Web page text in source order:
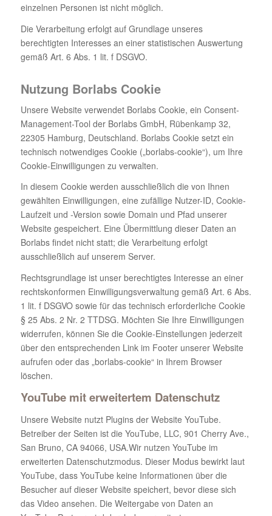
einzelnen Personen ist nicht möglich.
Die Verarbeitung erfolgt auf Grundlage unseres
berechtigten Interesses an einer statistischen Auswertung
gemäß Art. 6 Abs. 1 lit. f DSGVO.
Nutzung Borlabs Cookie
Unsere Website verwendet Borlabs Cookie, ein Consent-
Management-Tool der Borlabs GmbH, Rübenkamp 32,
22305 Hamburg, Deutschland. Borlabs Cookie setzt ein
technisch notwendiges Cookie („borlabs-cookie“), um Ihre
Cookie-Einwilligungen zu verwalten.
In diesem Cookie werden ausschließlich die von Ihnen
gewählten Einwilligungen, eine zufällige Nutzer-ID, Cookie-
Laufzeit und -Version sowie Domain und Pfad unserer
Website gespeichert. Eine Übermittlung dieser Daten an
Borlabs findet nicht statt; die Verarbeitung erfolgt
ausschließlich auf unserem Server.
Rechtsgrundlage ist unser berechtigtes Interesse an einer
rechtskonformen Einwilligungsverwaltung gemäß Art. 6 Abs.
1 lit. f DSGVO sowie für das technisch erforderliche Cookie
§ 25 Abs. 2 Nr. 2 TTDSG. Möchten Sie Ihre Einwilligungen
widerrufen, können Sie die Cookie-Einstellungen jederzeit
über den entsprechenden Link im Footer unserer Website
aufrufen oder das „borlabs-cookie“ in Ihrem Browser
löschen.
YouTube mit erweitertem Datenschutz
Unsere Website nutzt Plugins der Website YouTube.
Betreiber der Seiten ist die YouTube, LLC, 901 Cherry Ave.,
San Bruno, CA 94066, USA.Wir nutzen YouTube im
erweiterten Datenschutzmodus. Dieser Modus bewirkt laut
YouTube, dass YouTube keine Informationen über die
Besucher auf dieser Website speichert, bevor diese sich
das Video ansehen. Die Weitergabe von Daten an